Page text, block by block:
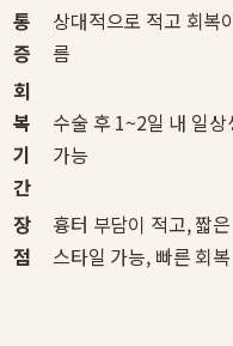
통
증
상대적으로 적고 회복
름
회
복
기
간
수술 후 1~2일 내 일상
가능
장
점
흉터 부담이 적고, 짧
스타일 가능, 빠른 회복